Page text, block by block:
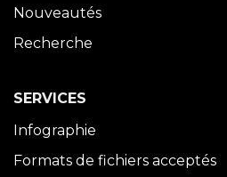
Nouveautés
Recherche
SERVICES
Infographie
Formats de fichiers acceptés